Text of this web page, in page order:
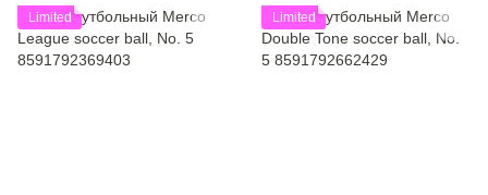
Limited Limited